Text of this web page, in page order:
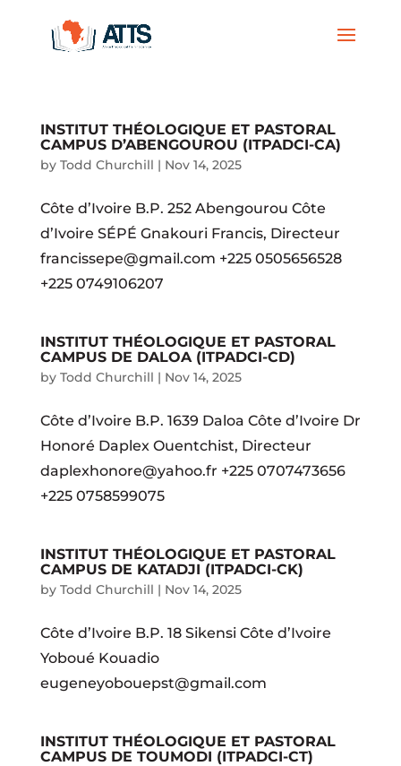
INSTITUT THÉOLOGIQUE ET PASTORAL
CAMPUS D’ABENGOUROU (ITPADCI-CA)
by Todd Churchill | Nov 14, 2025
Côte d’Ivoire B.P. 252 Abengourou Côte
d’Ivoire SÉPÉ Gnakouri Francis, Directeur
francissepe@gmail.com +225 0505656528
+225 0749106207
INSTITUT THÉOLOGIQUE ET PASTORAL
CAMPUS DE DALOA (ITPADCI-CD)
by Todd Churchill | Nov 14, 2025
Côte d’Ivoire B.P. 1639 Daloa Côte d’Ivoire Dr
Honoré Daplex Ouentchist, Directeur
daplexhonore@yahoo.fr +225 0707473656
+225 0758599075
INSTITUT THÉOLOGIQUE ET PASTORAL
CAMPUS DE KATADJI (ITPADCI-CK)
by Todd Churchill | Nov 14, 2025
Côte d’Ivoire B.P. 18 Sikensi Côte d’Ivoire
Yoboué Kouadio
eugeneyobouepst@gmail.com
INSTITUT THÉOLOGIQUE ET PASTORAL
CAMPUS DE TOUMODI (ITPADCI-CT)